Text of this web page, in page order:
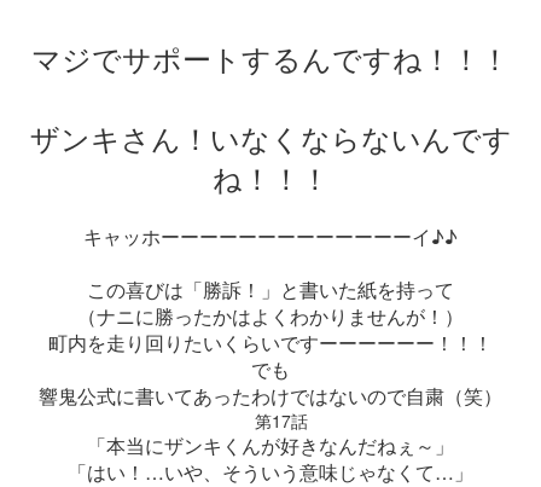
マジでサポートするんですね！！！
ザンキさん！いなくならないんです
ね！！！
キャッホーーーーーーーーーーーーーイ♪♪
この喜びは「勝訴！」と書いた紙を持って
（ナニに勝ったかはよくわかりませんが！）
町内を走り回りたいくらいですーーーーーー！！！
でも
響鬼公式に書いてあったわけではないので自粛（笑）
第17話
「本当にザンキくんが好きなんだねぇ～」
「はい！…いや、そういう意味じゃなくて…」